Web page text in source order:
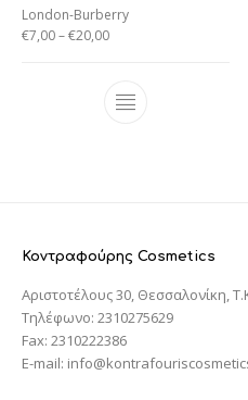
London-Burberry
€7,00–€20,00
Κοντραφούρης Cosmetics
Αριστοτέλους 30, Θεσσαλονίκη,
Τηλέφωνο: 2310275629
Fax: 2310222386
E-mail: